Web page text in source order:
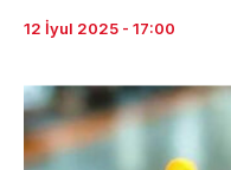
12 İyul 2025 - 17:00